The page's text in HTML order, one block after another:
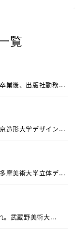
覧
業後、出版社勤務...
造形大学デザイン...
摩美術大学立体デ...
。武蔵野美術大...